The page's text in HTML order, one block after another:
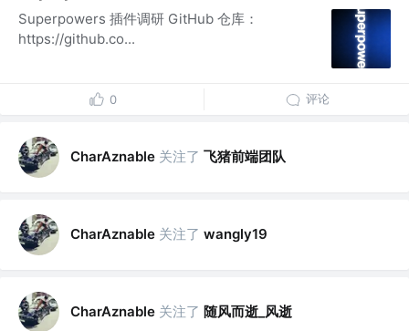
Superpowers 插件调研 GitHub 仓库：
https://github.co...
0 评论
CharAznable 关注了 飞猪前端团队
CharAznable 关注了 wangly19
CharAznable 关注了 随风而逝_风逝